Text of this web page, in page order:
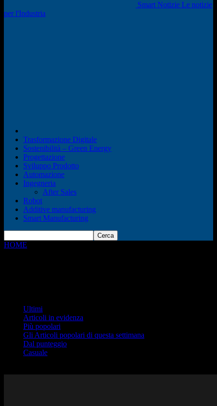
Smart Notizie Le notizie
per l'Industria
Trasformazione Digitale
Sostenibilità – Green Energy
Progettazione
Sviluppo Prodotto
Automazione
Ingegneria
After Sales
Robot
Additive manufacturing
Smart Manufacturing
HOME
Ultimi
Articoli in evidenza
Più popolari
Gli Articoli popolari di questa settimana
Dal punteggio
Casuale